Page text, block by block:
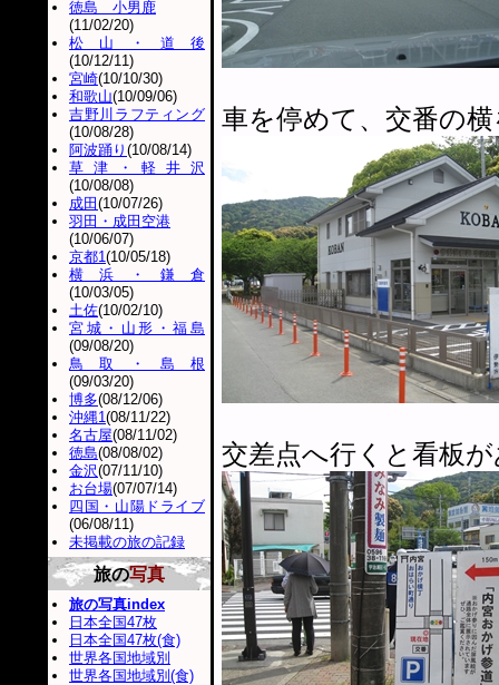
車を停めて、交番の
交差点へ行くと看板
徳島 小男鹿
(11/02/20)
松山・道後
(10/12/11)
宮崎(10/10/30)
和歌山(10/09/06)
吉野川ラフティング
(10/08/28)
阿波踊り (10/08/14)
草津・軽井沢
(10/08/08)
成田 (10/07/26)
羽田・成田空港
(10/06/07)
京都1(10/05/18)
横浜・鎌倉
(10/03/05)
土佐(10/02/10)
宮城・山形・福島
(09/08/20)
鳥取・島根
(09/03/20)
博多(08/12/06)
沖縄1(08/11/22)
名古屋(08/11/02)
徳島(08/08/02)
金沢(07/11/10)
お台場(07/07/14)
四国・山陽ドライブ
(06/08/11)
未掲載の旅の記録
旅の写真
旅の写真index
日本全国47枚
日本全国47枚(食)
世界各国地域別
世界各国地域別(食)